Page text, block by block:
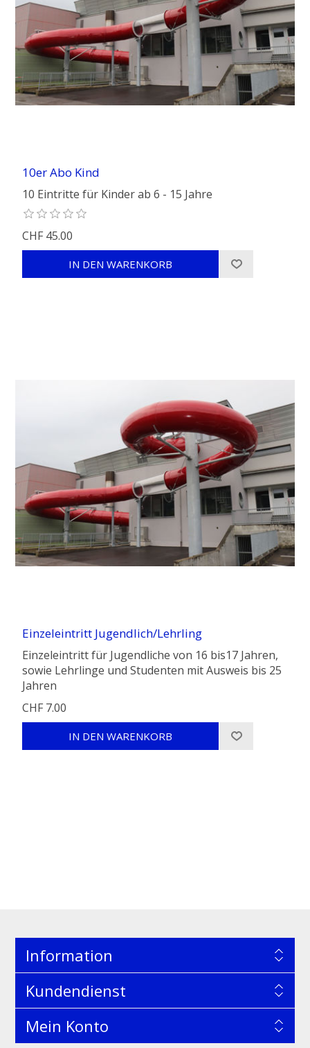
10er Abo Kind
10 Eintritte für Kinder ab 6 - 15 Jahre
CHF 45.00
Einzeleintritt Jugendlich/Lehrling
Einzeleintritt für Jugendliche von 16 bis17 Jahren,
sowie Lehrlinge und Studenten mit Ausweis bis 25
Jahren
CHF 7.00
Information
Kundendienst
Mein Konto